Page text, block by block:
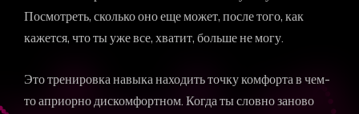
Посмотреть, сколько оно еще может, после того, как
кажется, что ты уже все, хватит, больше не могу.
Это тренировка навыка находить точку комфорта в чем-
то априорно дискомфортном. Когда ты словно заново